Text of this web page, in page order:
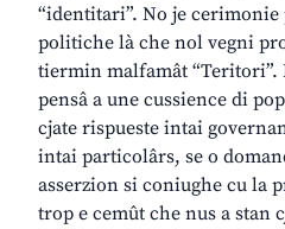
“identitari”. No je
politiche là che nol vegni
tiermin malfamât “Teritori”.
pensâ a une cussience di
cjate rispueste intai
intai particolârs, se o
asserzion si coniughe cu la
trop e cemût che nus a stan